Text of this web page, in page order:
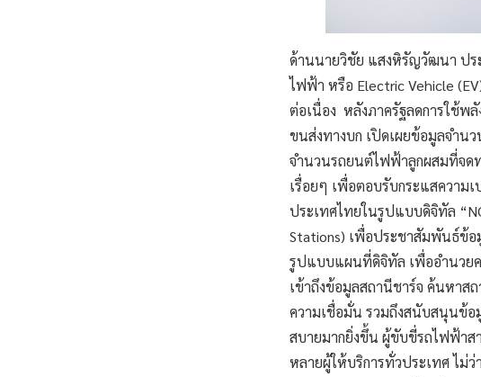
ด้านนายวิชัย แสงหิรัญวัฒนา ปร
ไฟฟ้า หรือ Electric Vehicle
ต่อเนื่อง หลังภาครัฐลดการใช้พ
ขนส่งทางบก เปิดเผยข้อมูลจำ
จำนวนรถยนต์ไฟฟ้าลูกผสมที่จด
เรื่อยๆ เพื่อตอบรับกระแสความ
ประเทศไทยในรูปแบบดิจิทัล
Stations) เพื่อประชาสัมพันธ์ข้อ
รูปแบบแผนที่ดิจิทัล เพื่ออำนวย
เข้าถึงข้อมูลสถานีชาร์จ ค้นหาส
ความเชื่อมั่น รวมถึงสนับสนุนข้อ
สบายมากยิ่งขึ้น ผู้ขับขี่รถไฟฟ้าส
หลายผู้ให้บริการทั่วประเทศ ไม่ว่